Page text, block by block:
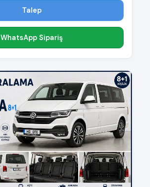
Talep
WhatsApp Sipariş